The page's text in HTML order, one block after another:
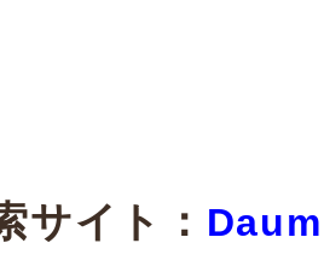
サイト： Daum